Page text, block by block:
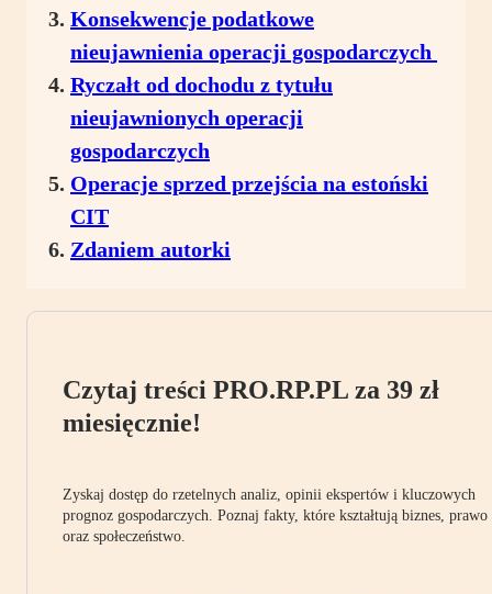
Konsekwencje podatkowe
nieujawnienia operacji gospodarczych
Ryczałt od dochodu z tytułu
nieujawnionych operacji
gospodarczych
Operacje sprzed przejścia na estoński
CIT
Zdaniem autorki
Czytaj treści PRO.RP.PL za 39 zł
miesięcznie!
Zyskaj dostęp do rzetelnych analiz, opinii ekspertów i kluczowych
prognoz gospodarczych. Poznaj fakty, które kształtują biznes, prawo
oraz społeczeństwo.